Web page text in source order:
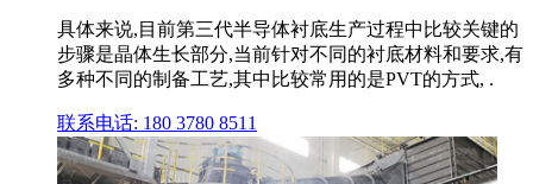
具体来说,目前第三代半导体衬底生产过程中比较关键的
步骤是晶体生长部分,当前针对不同的衬底材料和要求,有
多种不同的制备工艺,其中比较常用的是PVT的方式, .
联系电话: 180 3780 8511